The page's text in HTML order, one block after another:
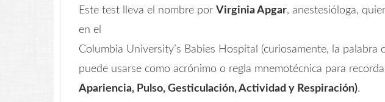
Este test lleva el nombre por Virginia Apgar, anestesióloga,
en el
Columbia University’s Babies Hospital (curiosamente, la palabra
puede usarse como acrónimo o regla mnemotécnica para
Apariencia, Pulso, Gesticulación, Actividad y Respiración).